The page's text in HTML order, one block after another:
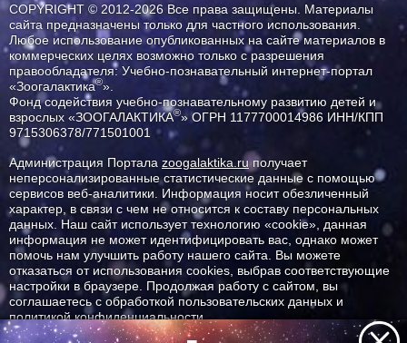
COPYRIGHT © 2012-2026 Все права защищены. Материалы
сайта предназначены только для частного использования.
Любое использование опубликованных на сайте материалов в
коммерческих целях возможно только с разрешения
правообладателя: Учебно-познавательный интернет-портал
«Зоогалактика®».
Фонд содействия учебно-познавательному развитию детей и
взрослых «ЗООГАЛАКТИКА®» ОГРН 1177700014986 ИНН/КПП
9715306378/771501001
Администрация Портала zoogalaktika.ruполучает
неперсонализированные статистические данные с помощью
сервисов веб-аналитики. Информация носит обезличенный
характер, в связи с чем не относится к составу персональных
данных. Наш сайт использует технологию «cookie», данная
информация не может идентифицировать вас, однако может
помочь нам улучшить работу нашего сайта. Вы можете
отказаться от использования cookies, выбрав соответствующие
настройки в браузере. Продолжая работу с сайтом, вы
соглашаетесь с обработкой пользовательских данных и
политикой конфиденциальности.